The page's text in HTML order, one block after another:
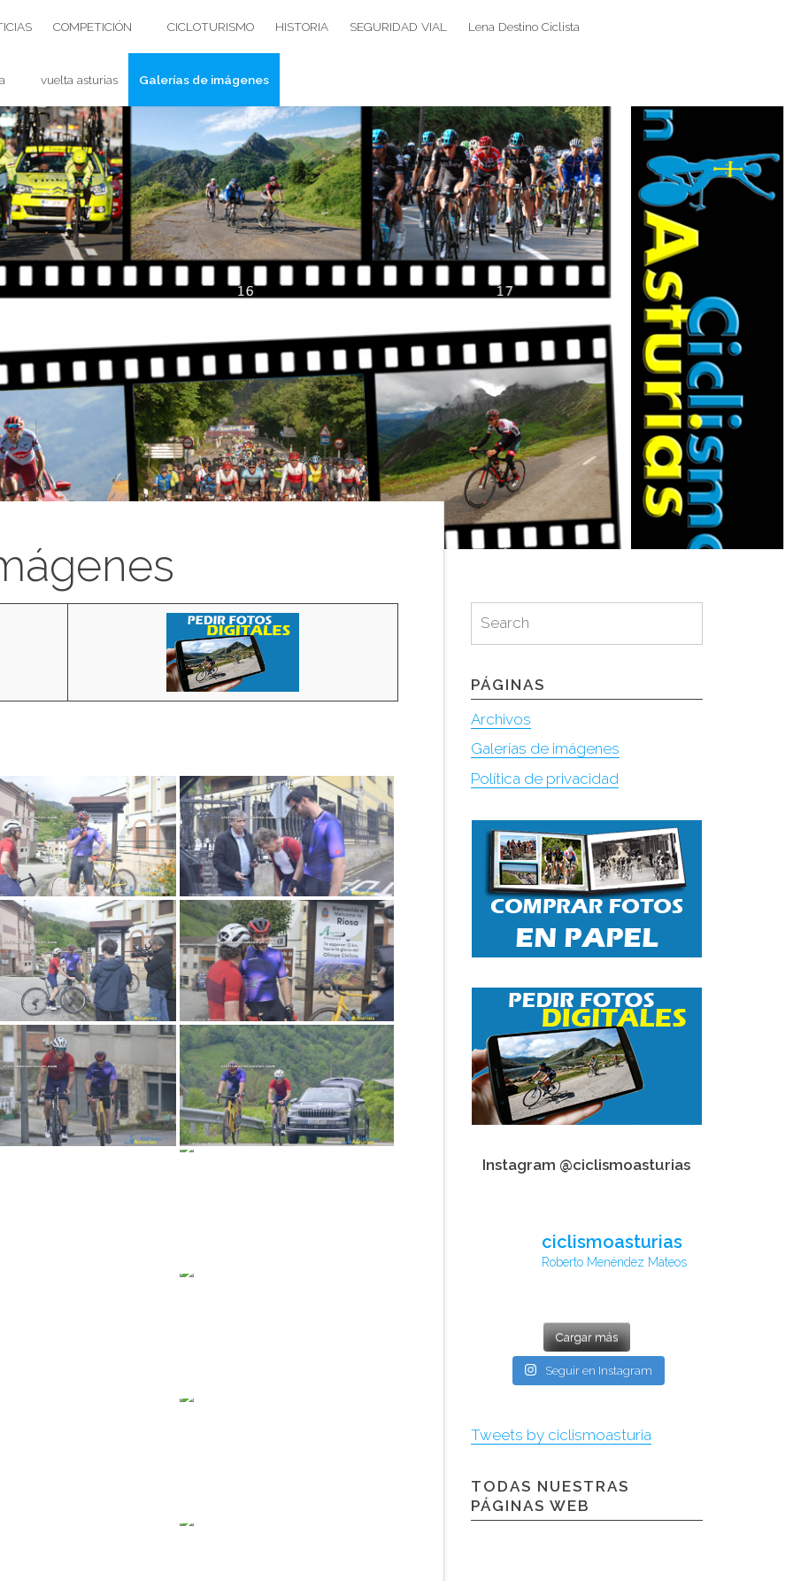
COMPETICIÓN CICLOTURISMO HISTORIA SEGURIDAD VIAL Lena Destino Ciclista
vuelta asturias Galerías de imágenes
for:
Search
PÁGINAS
Archivos
Galerías de imágenes
Política de privacidad
Instagram @ciclismoasturias
ciclismoasturias
Roberto Menéndez Mateos
Cargar más
Seguir en Instagram
Tweets by ciclismoasturia
TODAS NUESTRAS
PÁGINAS WEB